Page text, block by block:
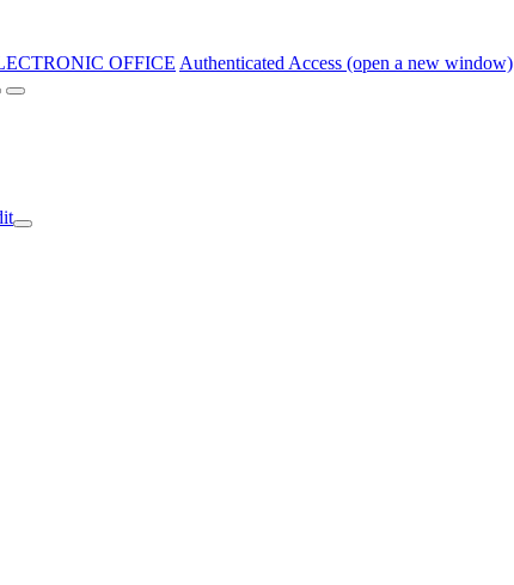
OFFICE Authenticated Access (open a new window)